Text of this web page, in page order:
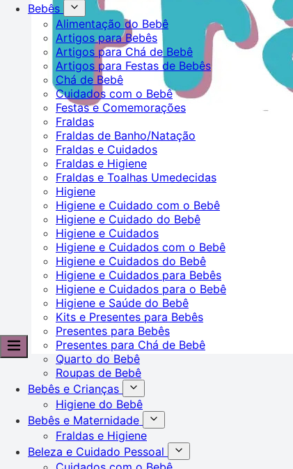
Bebês
Alimentação do Bebê
Artigos para Bebês
Artigos para Chá de Bebê
Artigos para Festas de Bebês
Chá de Bebê
Cuidados com o Bebê
Festas e Comemorações
Fraldas
Fraldas de Banho/Natação
Fraldas e Cuidados
Fraldas e Higiene
Fraldas e Toalhas Umedecidas
Higiene
Higiene e Cuidado com o Bebê
Higiene e Cuidado do Bebê
Higiene e Cuidados
Higiene e Cuidados com o Bebê
Higiene e Cuidados do Bebê
Higiene e Cuidados para Bebês
Higiene e Cuidados para o Bebê
Higiene e Saúde do Bebê
Kits e Presentes para Bebês
Presentes para Bebês
Presentes para Chá de Bebê
Quarto do Bebê
Roupas de Bebê
Bebês e Crianças
Higiene do Bebê
Bebês e Maternidade
Fraldas e Higiene
Beleza e Cuidado Pessoal